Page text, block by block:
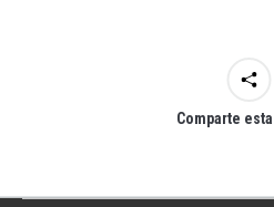
Comparte